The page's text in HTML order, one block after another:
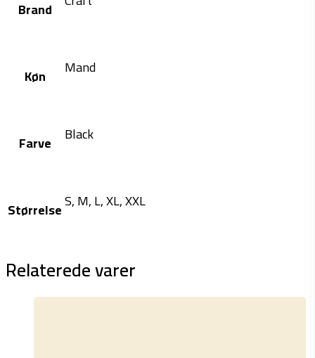
Brand
Køn Mand
Farve Black
StørrelseS, M, L, XL, XXL
Relaterede varer